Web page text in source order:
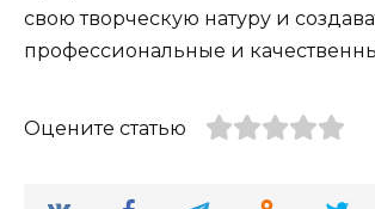
свою творческую натуру и
профессиональные и
Оцените статью